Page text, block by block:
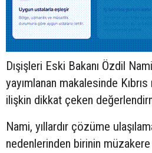
Dışişleri Eski Bakanı Özdil
yayımlanan makalesinde
ilişkin dikkat çeken
Nami, yıllardır çözüme
nedenlerinden birinin